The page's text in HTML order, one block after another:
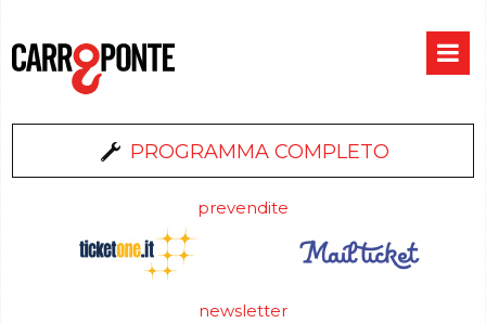
PROGRAMMA COMPLETO
prevendite
newsletter